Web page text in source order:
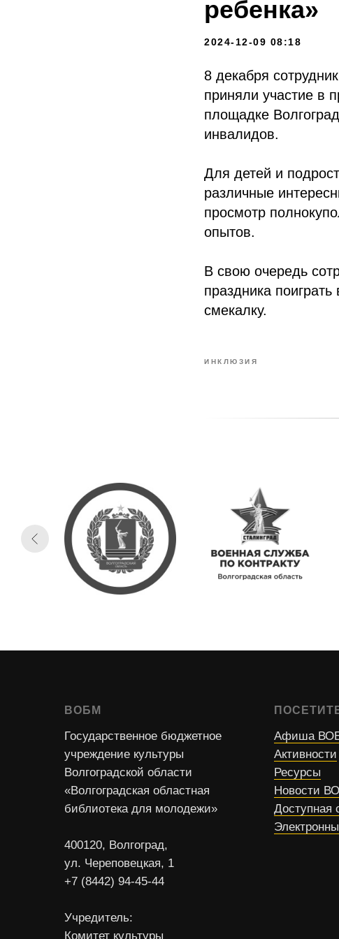
ребенка»
2024-12-09 08:18
8 декабря
приняли участие в
площадке
инвалидов.
Для детей и
различные
просмотр
опытов.
В свою очередь
праздника
смекалку.
ИНКЛЮЗИЯ
ВОБМ
Государственное бюджетное
учреждение культуры
Волгоградской области
«Волгоградская областная
библиотека для молодежи»
400120, Волгоград,
ул. Череповецкая, 1
+7 (8442) 94-45-44
Учредитель:
Комитет культуры
Афиша
Активности
Ресурсы
Новости
Доступная